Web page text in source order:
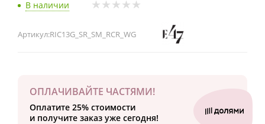
В наличии
Артикул:RIC13G_SR_SM_RCR_WG
ОПЛАЧИВАЙТЕ ЧАСТЯМИ!
Оплатите 25% стоимости
и получите заказ уже сегодня!